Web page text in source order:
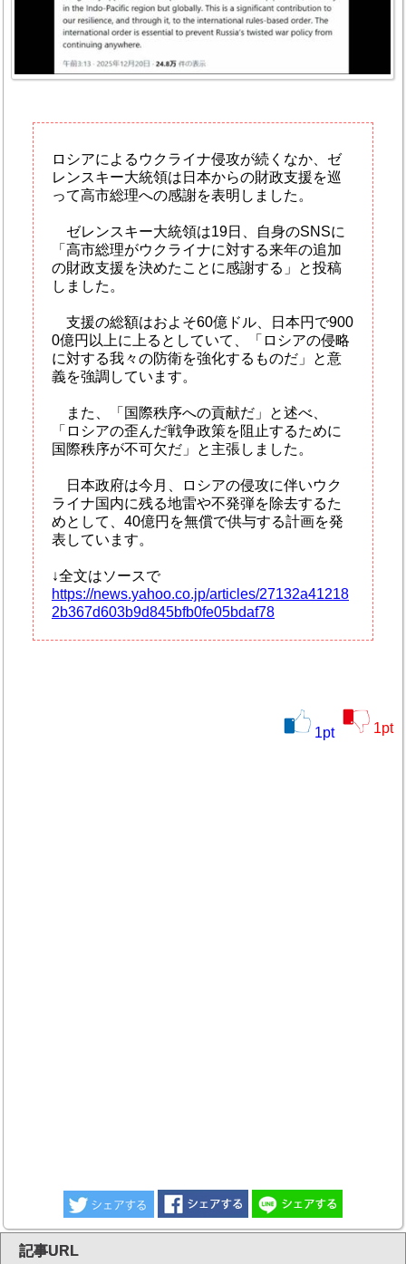
ロシアによるウクライナ侵攻が続くなか、ゼ
レンスキー大統領は日本からの財政支援を巡
って高市総理への感謝を表明しました。
ゼレンスキー大統領は19日、自身のSNSに
「高市総理がウクライナに対する来年の追加
の財政支援を決めたことに感謝する」と投稿
しました。
支援の総額はおよそ60億ドル、日本円で900
0億円以上に上るとしていて、「ロシアの侵略
に対する我々の防衛を強化するものだ」と意
義を強調しています。
また、「国際秩序への貢献だ」と述べ、
「ロシアの歪んだ戦争政策を阻止するために
国際秩序が不可欠だ」と主張しました。
日本政府は今月、ロシアの侵攻に伴いウク
ライナ国内に残る地雷や不発弾を除去するた
めとして、40億円を無償で供与する計画を発
表しています。
↓全文はソースで
https://news.yahoo.co.jp/articles/27132a41218
2b367d603b9d845bfb0fe05bdaf78
1pt 1pt
記事URL